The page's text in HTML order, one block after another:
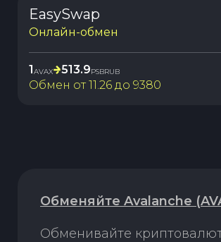
EasySwap
Онлайн-обмен
1AVAX 513.9PSBRUB
Обмен от11.26 до 9380
Обменяйте Avalanche
Обменивайте